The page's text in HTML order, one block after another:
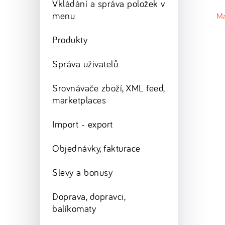
Vkládání a správa položek v
menu
Produkty
Správa uživatelů
Srovnávače zboží, XML feed,
marketplaces
Import - export
Objednávky, fakturace
Slevy a bonusy
Doprava, dopravci,
balíkomaty